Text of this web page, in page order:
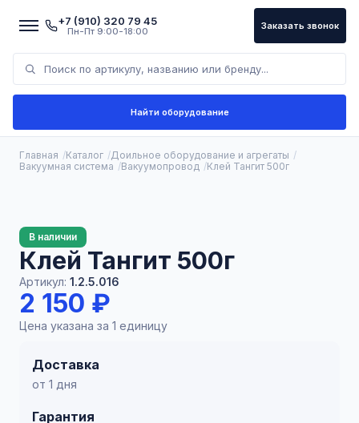
+7 (910) 320 79 45
Пн-Пт 9:00-18:00 Заказать звонок
Найти оборудование
Главная Каталог
Доильное оборудование и агрегаты
Вакуумная система
Вакуумопровод Клей Тангит 500г
В наличии
Клей Тангит 500г
Артикул: 1.2.5.016
2 150 ₽
Цена указана за 1 единицу
Доставка
от 1 дня
Гарантия